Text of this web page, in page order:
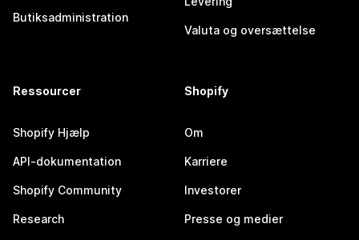
Butiksadministration
Valuta og oversættelse
Ressourcer
Shopify Hjælp
API-dokumentation
Shopify Community
Research
Shopify
Om
Karriere
Investorer
Presse og medier